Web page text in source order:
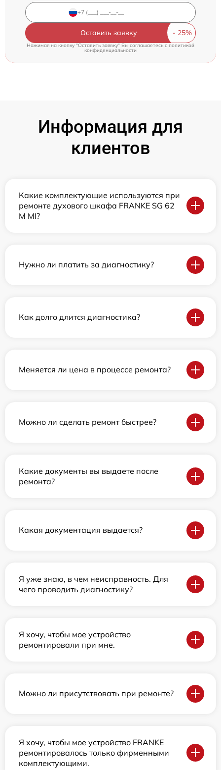
Оставить заявку
Нажимая на кнопку "Оставить заявку" Вы соглашаетесь cполитикой
конфиденциальности
Информация для
клиентов
Какие комплектующие используются при
ремонте духового шкафа FRANKE SG 62
M MI?
Нужно ли платить за диагностику?
Как долго длится диагностика?
Меняется ли цена в процессе ремонта?
Можно ли сделать ремонт быстрее?
Какие документы вы выдаете после
ремонта?
Какая документация выдается?
Я уже знаю, в чем неисправность. Для
чего проводить диагностику?
Я хочу, чтобы мое устройство
ремонтировали при мне.
Можно ли присутствовать при ремонте?
Я хочу, чтобы мое устройство FRANKE
ремонтировалось только фирменными
комплектующими.